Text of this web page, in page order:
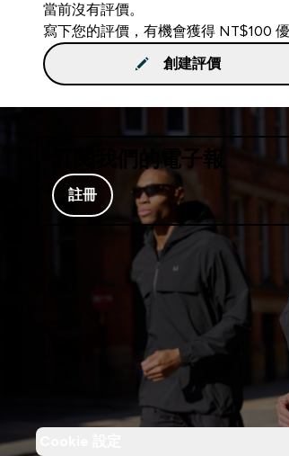
當前沒有評價。
寫下您的評價，有機會獲得 NT$100 優
創建評價
訂閱我們的電子報
註冊